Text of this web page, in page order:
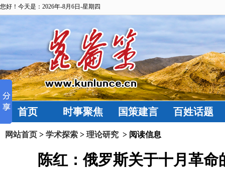
您好！今天是：2026年-8月6日-星期四
首页 时事聚焦 国策建言 百姓话题
网站首页 > 学术探索 > 理论研究 > 阅读信息
陈红：俄罗斯关于十月革命